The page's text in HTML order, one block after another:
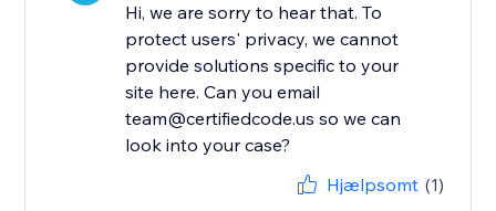
Hi, we are sorry to hear that. To
protect users' privacy, we cannot
provide solutions specific to your
site here. Can you email
team@certifiedcode.us so we can
look into your case?
Hjælpsomt (1)